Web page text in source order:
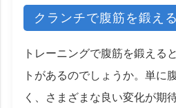
クランチで腹筋を鍛え
トレーニングで腹筋を鍛える
トがあるのでしょうか。単に
く、さまざまな良い変化が期